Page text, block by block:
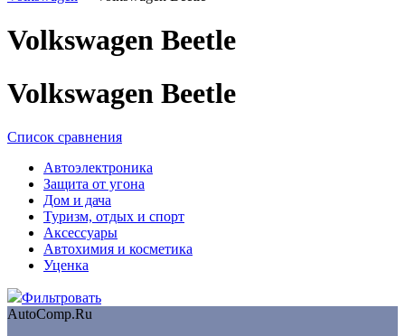
Volkswagen Beetle
Volkswagen Beetle
Список сравнения
Автоэлектроника
Защита от угона
Дом и дача
Туризм, отдых и спорт
Аксессуары
Автохимия и косметика
Уценка
Фильтровать
AutoComp.Ru